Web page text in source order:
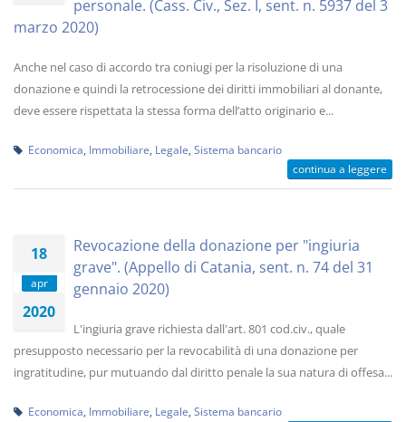
personale. (Cass. Civ., Sez. I, sent. n. 5937 del 3
marzo 2020)
Anche nel caso di accordo tra coniugi per la risoluzione di una
donazione e quindi la retrocessione dei diritti immobiliari al donante,
deve essere rispettata la stessa forma dell’atto originario e...
Economica Immobiliare Legale Sistema bancario
continua a leggere
18
apr
2020
Revocazione della donazione per "ingiuria
grave". (Appello di Catania, sent. n. 74 del 31
gennaio 2020)
L'ingiuria grave richiesta dall'art. 801 cod.civ., quale
presupposto necessario per la revocabilità di una donazione per
ingratitudine, pur mutuando dal diritto penale la sua natura di offesa...
Economica Immobiliare Legale Sistema bancario